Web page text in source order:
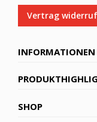
Vertrag
INFORMATIONEN
SHOP